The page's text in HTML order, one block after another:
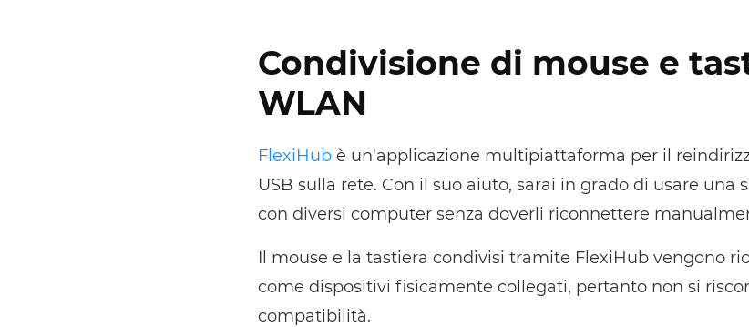
Condivisione di mouse e
WLAN
FlexiHubè un'applicazione multipiattaforma per il
USB sulla rete. Con il suo aiuto, sarai in grado di usare una
con diversi computer senza doverli riconnettere
Il mouse e la tastiera condivisi tramite FlexiHub vengono
come dispositivi fisicamente collegati, pertanto non si
compatibilità.